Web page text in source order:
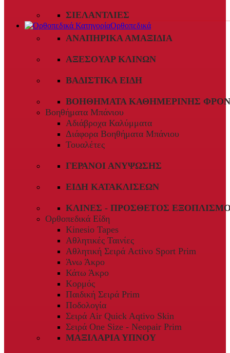
ΣΙΕΛΑΝΤΛΊΕΣ
Ορθοπεδικά
ΑΝΑΠΗΡΙΚΆ ΑΜΑΞΊΔΙΑ
ΑΞΕΣΟΥΆΡ ΚΛΙΝΏΝ
ΒΑΔΙΣΤΙΚΆ ΕΊΔΗ
ΒΟΗΘΉΜΑΤΑ ΚΑΘΗΜΕΡΙΝΉΣ
Βοηθήματα Μπάνιου
Αδιάβροχα Καλύμματα
Διάφορα Βοηθήματα Μπάνιου
Τουαλέτες
ΓΕΡΑΝΟΊ ΑΝΎΨΩΣΗΣ
ΕΊΔΗ ΚΑΤΑΚΛΊΣΕΩΝ
ΚΛΊΝΕΣ - ΠΡΌΣΘΕΤΟΣ
Ορθοπεδικά Είδη
Kinesio Tapes
Αθλητικές Ταινίες
Αθλητική Σειρά Activo Sport Prim
Άνω Άκρο
Κάτω Άκρο
Κορμός
Παιδική Σειρά Prim
Ποδολογία
Σειρά Air Quick Aqtivo Skin
Σειρά One Size - Neopair Prim
ΜΑΞΙΛΆΡΙΑ ΎΠΝΟΥ